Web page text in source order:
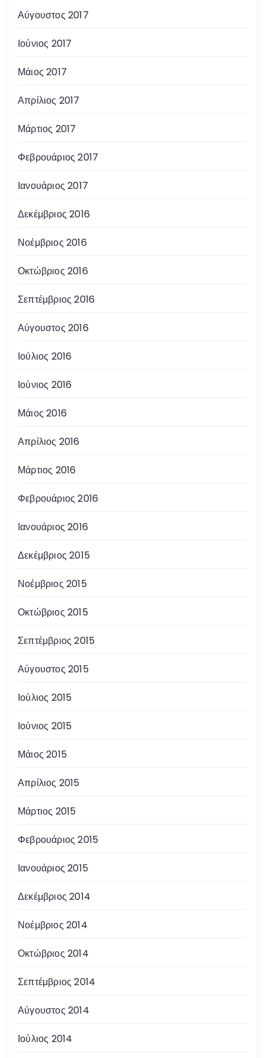
Αύγουστος 2017
Ιούνιος 2017
Μάιος 2017
Απρίλιος 2017
Μάρτιος 2017
Φεβρουάριος 2017
Ιανουάριος 2017
Δεκέμβριος 2016
Νοέμβριος 2016
Οκτώβριος 2016
Σεπτέμβριος 2016
Αύγουστος 2016
Ιούλιος 2016
Ιούνιος 2016
Μάιος 2016
Απρίλιος 2016
Μάρτιος 2016
Φεβρουάριος 2016
Ιανουάριος 2016
Δεκέμβριος 2015
Νοέμβριος 2015
Οκτώβριος 2015
Σεπτέμβριος 2015
Αύγουστος 2015
Ιούλιος 2015
Ιούνιος 2015
Μάιος 2015
Απρίλιος 2015
Μάρτιος 2015
Φεβρουάριος 2015
Ιανουάριος 2015
Δεκέμβριος 2014
Νοέμβριος 2014
Οκτώβριος 2014
Σεπτέμβριος 2014
Αύγουστος 2014
Ιούλιος 2014